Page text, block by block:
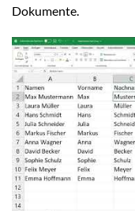
Dokumente.